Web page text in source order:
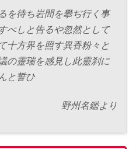
を待ち岩間を攀ぢ行く事
べしと告るや忽然として
十方界を照す異香粉々と
の靈瑞を感見し此靈刹に
と誓ひ
野州名鑑より